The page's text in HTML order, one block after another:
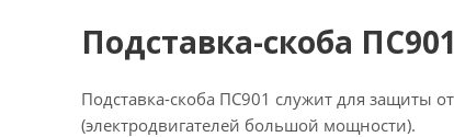
Подставка-скоба ПС901
Подставка-скоба ПС901 служит для защиты
(электродвигателей большой мощности).